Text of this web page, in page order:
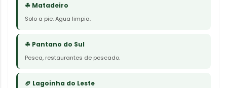
☘ Matadeiro
Solo a pie. Agua limpia.
☘ Pantano do Sul
Pesca, restaurantes de pescado.
🏈 Lagoinha do Leste